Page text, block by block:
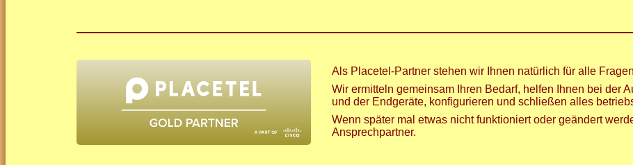
Als Placetel-Partner stehen wir Ihnen natürlich für alle
Wir ermitteln gemeinsam Ihren Bedarf, helfen Ihnen bei der
und der Endgeräte, konfigurieren und schließen alles
Wenn später mal etwas nicht funktioniert oder geändert
Ansprechpartner.